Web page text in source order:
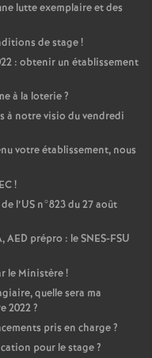
lutte exemplaire et des
de stage!
: obtenir un établissement
à la loterie?
à notre visio du vendredi
votre établissement, nous
!
l’US n°823 du 27 août
AED prépro : le SNES-FSU
le Ministère!
quelle sera ma
2022?
pris en charge?
pour le stage?